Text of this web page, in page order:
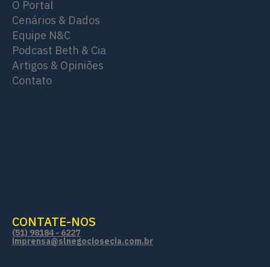
O Portal
Cenários & Dados
Equipe N&C
Podcast Beth & Cia
Artigos & Opiniões
Contato
CONTATE-NOS
(51) 98184 - 6227
imprensa@slnegociosecia.com.br